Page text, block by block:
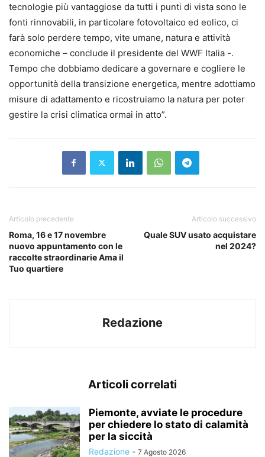
tecnologie più vantaggiose da tutti i punti di vista sono le
fonti rinnovabili, in particolare fotovoltaico ed eolico, ci
farà solo perdere tempo, vite umane, natura e attività
economiche – conclude il presidente del WWF Italia -.
Tempo che dobbiamo dedicare a governare e cogliere le
opportunità della transizione energetica, mentre adottiamo
misure di adattamento e ricostruiamo la natura per poter
gestire la crisi climatica ormai in atto”.
Articolo precedente
Roma, 16 e 17 novembre
nuovo appuntamento con le
raccolte straordinarie Ama il
Tuo quartiere
Articolo successivo
Quale SUV usato acquistare
nel 2024?
Redazione
Articoli correlati
Piemonte, avviate le procedure
per chiedere lo stato di calamità
per la siccità
Redazione - 7 Agosto 2026